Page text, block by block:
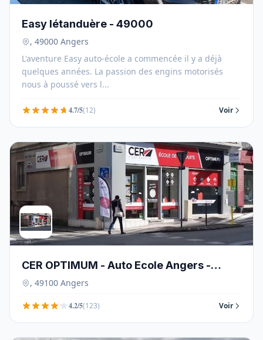
Easy létanduère - 49000
, 49000 Angers
L'aventure Easy auto-école a commencée il y a déjà
quelques années. La passion des engins motorisés
nous à poussé vers l...
4.7/5(12) Voir
CER OPTIMUM - Auto Ecole Angers -
49100
, 49100 Angers
4.2/5(123) Voir